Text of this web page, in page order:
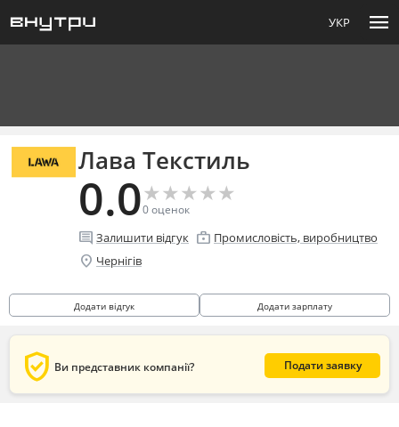
УКР menu
Лава Текстиль
0.0★
★★
★★
★★
★★
★
0оценок
comment Залишити відгук enterprise Промисловість, виробництво
location_on Чернігів
Додати відгук Додати зарплату
verified_user Ви представник компанії? Подати заявку